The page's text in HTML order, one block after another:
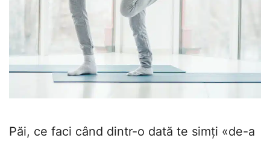
Păi, ce faci când dintr-o dată te simți «de-a